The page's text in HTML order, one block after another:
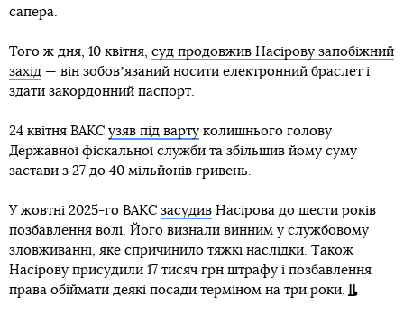
сапера.
Того ж дня, 10 квітня, суд продовжив Насірову запобіжний
захід — він зобовʼязаний носити електронний браслет і
здати закордонний паспорт.
24 квітня ВАКС узяв під варту колишнього голову
Державної фіскальної служби та збільшив йому суму
застави з 27 до 40 мільйонів гривень.
У жовтні 2025-го ВАКС засудив Насірова до шести років
позбавлення волі. Його визнали винним у службовому
зловживанні, яке спричинило тяжкі наслідки. Також
Насірову присудили 17 тисяч грн штрафу і позбавлення
права обіймати деякі посади терміном на три роки.